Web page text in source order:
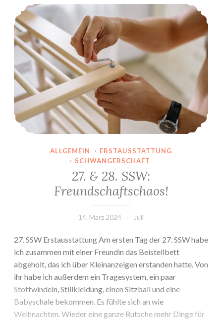
Tage!
27. & 28. SSW: Freundschaftschaos!
ALLGEMEIN · ERSTAUSSTATTUNG
· SCHWANGERSCHAFT
27. & 28. SSW:
Freundschaftschaos!
14. März 2024 Juli
27. SSW Erstausstattung Am ersten Tag der 27. SSW habe
ich zusammen mit einer Freundin das Beistellbett
abgeholt, das ich über Kleinanzeigen erstanden hatte. Von
ihr habe ich außerdem ein Tragesystem, ein paar
Stoffwindeln, Stillkleidung, einen Sitzball und eine
Babyschale bekommen. Es fühlte sich an wie
Weihnachten. Wieder eine ganze Rutsche mehr Dinge für